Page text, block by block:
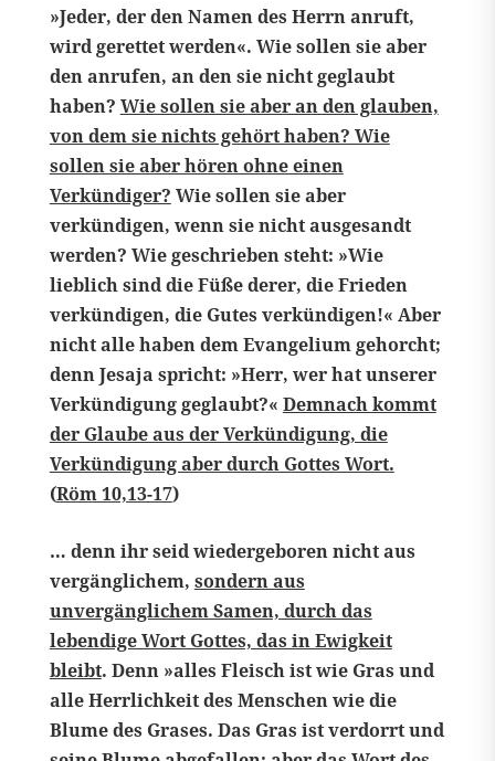
»Jeder, der den Namen des Herrn anruft,
wird gerettet werden«. Wie sollen sie aber
den anrufen, an den sie nicht geglaubt
haben? Wie sollen sie aber an den glauben,
von dem sie nichts gehört haben? Wie
sollen sie aber hören ohne einen
Verkündiger? Wie sollen sie aber
verkündigen, wenn sie nicht ausgesandt
werden? Wie geschrieben steht: »Wie
lieblich sind die Füße derer, die Frieden
verkündigen, die Gutes verkündigen!« Aber
nicht alle haben dem Evangelium gehorcht;
denn Jesaja spricht: »Herr, wer hat unserer
Verkündigung geglaubt?« Demnach kommt
der Glaube aus der Verkündigung, die
Verkündigung aber durch Gottes Wort.
(Röm 10,13-17)
… denn ihr seid wiedergeboren nicht aus
vergänglichem, sondern aus
unvergänglichem Samen, durch das
lebendige Wort Gottes, das in Ewigkeit
bleibt. Denn »alles Fleisch ist wie Gras und
alle Herrlichkeit des Menschen wie die
Blume des Grases. Das Gras ist verdorrt und